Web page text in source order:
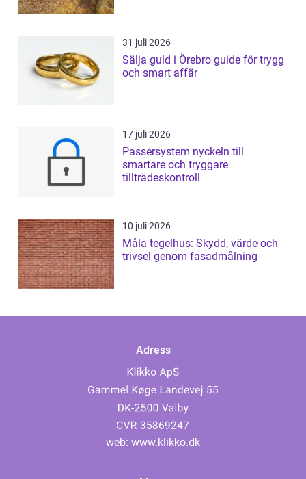
31 juli 2026
Sälja guld i Örebro guide för trygg
och smart affär
17 juli 2026
Passersystem nyckeln till
smartare och tryggare
tillträdeskontroll
10 juli 2026
Måla tegelhus: Skydd, värde och
trivsel genom fasadmålning
Adress
web: www.klikko.dk